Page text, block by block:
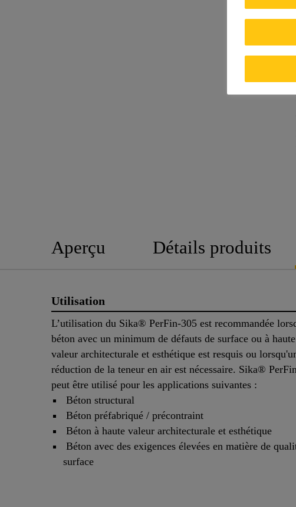
Aperçu Détails produits
Utilisation
L’utilisation du Sika® PerFin-305 est recommandée
béton avec un minimum de défauts de surface ou à haute
valeur architecturale et esthétique est resquis ou
réduction de la teneur en air est nécessaire. Sika®
peut être utilisé pour les applications suivantes :
Béton structural
Béton préfabriqué / précontraint
Béton à haute valeur architecturale et esthétique
Béton avec des exigences élevées en matière de
surface